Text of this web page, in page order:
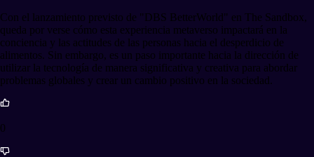
Con el lanzamiento previsto de "DBS BetterWorld" en The Sandbox,
queda por verse cómo esta experiencia metaverso impactará en la
conciencia y las actitudes de las personas hacia el desperdicio de
alimentos. Sin embargo, es un paso importante hacia la dirección de
utilizar la tecnología de manera significativa y creativa para abordar
problemas globales y crear un cambio positivo en la sociedad.
0